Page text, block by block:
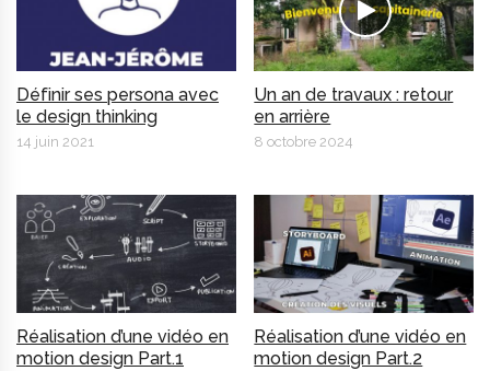
Définir ses persona avec
le design thinking
14 juin 2021
Un an de travaux : retour
en arrière
8 octobre 2024
Réalisation d’une vidéo en
motion design Part.1
Réalisation d’une vidéo en
motion design Part.2